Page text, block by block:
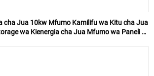
cha Jua 10kw Mfumo Kamilifu wa Kitu cha Jua
wa Kienergia cha Jua Mfumo wa Paneli za